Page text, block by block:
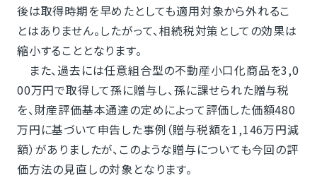
後は取得時期を早めたとしても適用対象から外れるこ
とはありません。したがって、相続税対策としての効果は
縮小することとなります。
また、過去には任意組合型の不動産小口化商品を3,0
00万円で取得して孫に贈与し、孫に課せられた贈与税
を、財産評価基本通達の定めによって評価した価額480
万円に基づいて申告した事例（贈与税額を1,146万円減
額）がありましたが、このような贈与についても今回の評
価方法の見直しの対象となります。